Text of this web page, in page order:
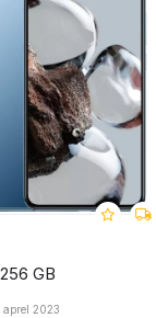
GB
aprel 2023